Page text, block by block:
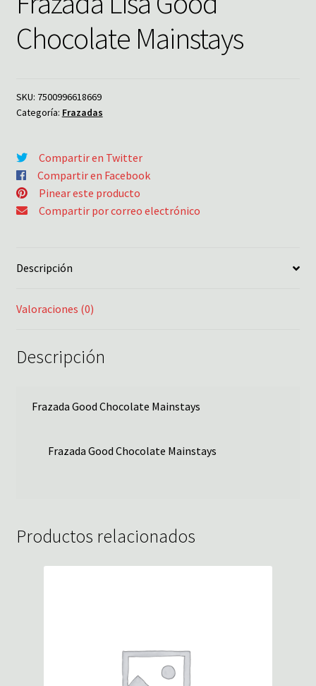
Chocolate Mainstays
SKU: 7500996618669
Categoría: Frazadas
Compartir en Twitter
Compartir en Facebook
Pinear este producto
Compartir por correo electrónico
Descripción
Valoraciones (0)
Descripción
Frazada Good Chocolate Mainstays
Frazada Good Chocolate Mainstays
Productos relacionados